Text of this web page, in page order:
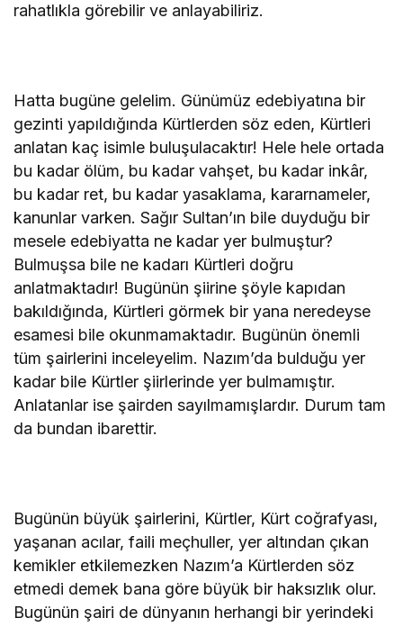
rahatlıkla görebilir ve anlayabiliriz.
Hatta bugüne gelelim. Günümüz edebiyatına bir
gezinti yapıldığında Kürtlerden söz eden, Kürtleri
anlatan kaç isimle buluşulacaktır! Hele hele ortada
bu kadar ölüm, bu kadar vahşet, bu kadar inkâr,
bu kadar ret, bu kadar yasaklama, kararnameler,
kanunlar varken. Sağır Sultan’ın bile duyduğu bir
mesele edebiyatta ne kadar yer bulmuştur?
Bulmuşsa bile ne kadarı Kürtleri doğru
anlatmaktadır! Bugünün şiirine şöyle kapıdan
bakıldığında, Kürtleri görmek bir yana neredeyse
esamesi bile okunmamaktadır. Bugünün önemli
tüm şairlerini inceleyelim. Nazım’da bulduğu yer
kadar bile Kürtler şiirlerinde yer bulmamıştır.
Anlatanlar ise şairden sayılmamışlardır. Durum tam
da bundan ibarettir.
Bugünün büyük şairlerini, Kürtler, Kürt coğrafyası,
yaşanan acılar, faili meçhuller, yer altından çıkan
kemikler etkilemezken Nazım’a Kürtlerden söz
etmedi demek bana göre büyük bir haksızlık olur.
Bugünün şairi de dünyanın herhangi bir yerindeki